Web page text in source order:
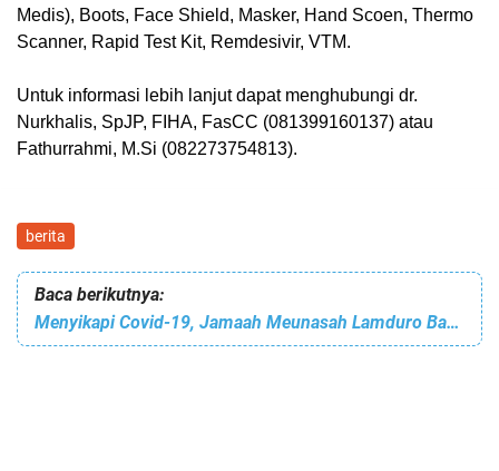
Medis), Boots, Face Shield, Masker, Hand Scoen, Thermo
Scanner, Rapid Test Kit, Remdesivir, VTM.
Untuk informasi lebih lanjut dapat menghubungi dr.
Nurkhalis, SpJP, FIHA, FasCC (081399160137) atau
Fathurrahmi, M.Si (082273754813).
berita
Baca berikutnya:
Menyikapi Covid-19, Jamaah Meunasah Lamduro Bagikan Sembako Untuk Keluarga Miskin